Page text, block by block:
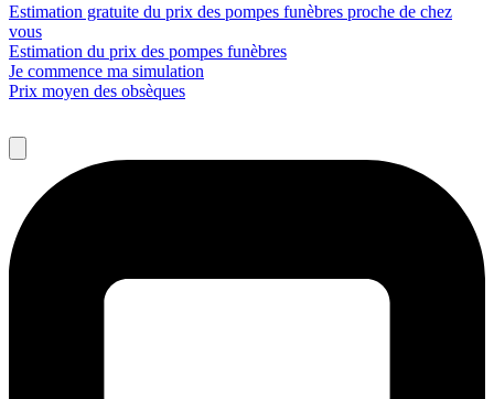
Estimation gratuite du prix des pompes funèbres proche de chez
vous
Estimation du prix des pompes funèbres
Je commence ma simulation
Prix moyen des obsèques